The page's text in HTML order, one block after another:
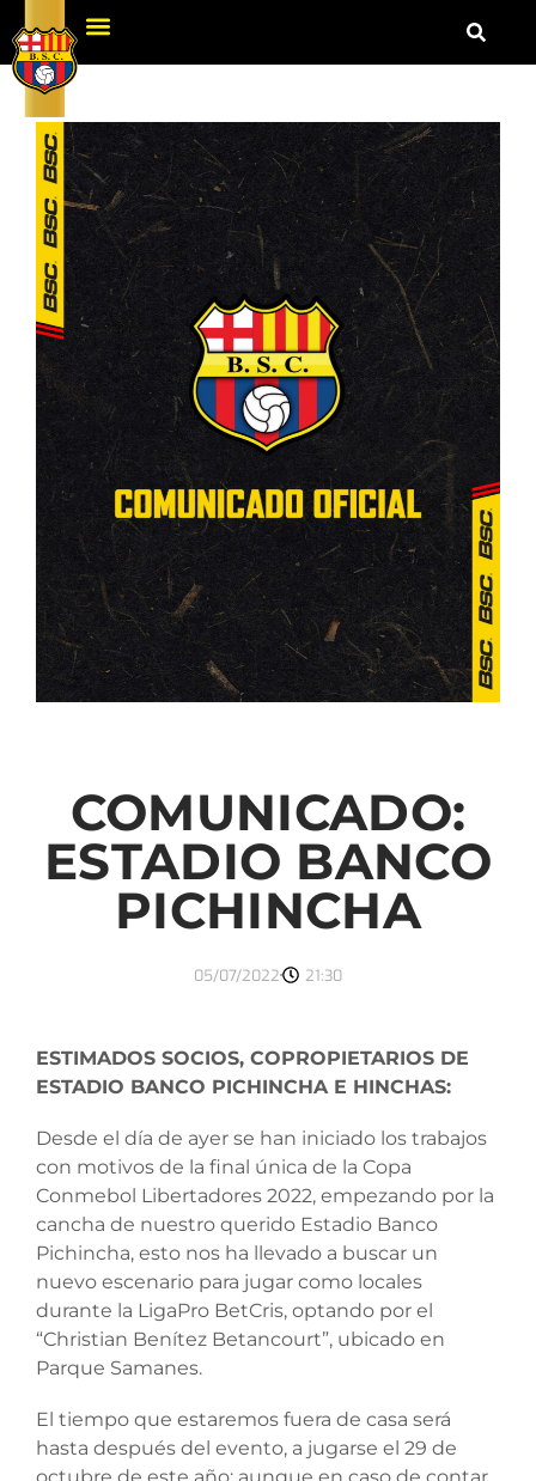
COMUNICADO:
ESTADIO BANCO
PICHINCHA
05/07/2022 21:30
ESTIMADOS SOCIOS, COPROPIETARIOS DE
ESTADIO BANCO PICHINCHA E HINCHAS:
Desde el día de ayer se han iniciado los trabajos
con motivos de la final única de la Copa
Conmebol Libertadores 2022, empezando por la
cancha de nuestro querido Estadio Banco
Pichincha, esto nos ha llevado a buscar un
nuevo escenario para jugar como locales
durante la LigaPro BetCris, optando por el
“Christian Benítez Betancourt”, ubicado en
Parque Samanes.
El tiempo que estaremos fuera de casa será
hasta después del evento, a jugarse el 29 de